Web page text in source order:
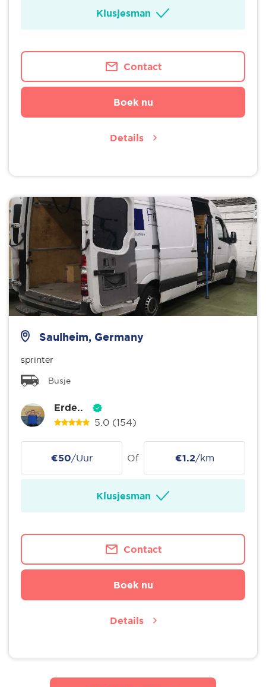
Klusjesman
Contact
Boek nu
Details
Saulheim, Germany
sprinter
Busje
Erde..
5.0 (154)
€50/Uur Of €1.2/km
Klusjesman
Contact
Boek nu
Details